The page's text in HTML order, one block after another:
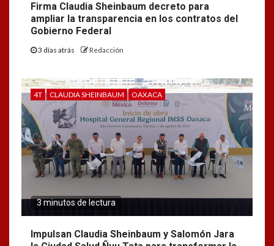
Firma Claudia Sheinbaum decreto para
ampliar la transparencia en los contratos del
Gobierno Federal
3 días atrás Redacción
4T CLAUDIA SHEINBAUM OAXACA
3 minutos de lectura
Impulsan Claudia Sheinbaum y Salomón Jara